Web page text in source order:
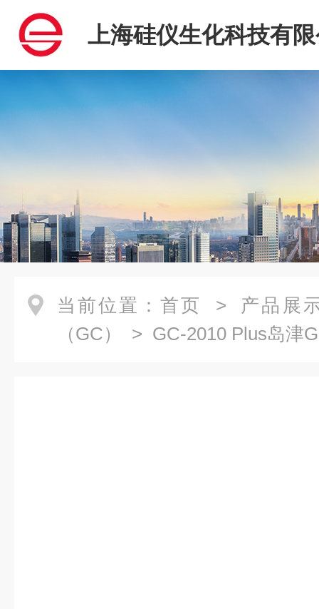
上海硅仪生化科技有
当前位置： 首页 > 产品展
（GC）
> GC-2010 Plus岛津